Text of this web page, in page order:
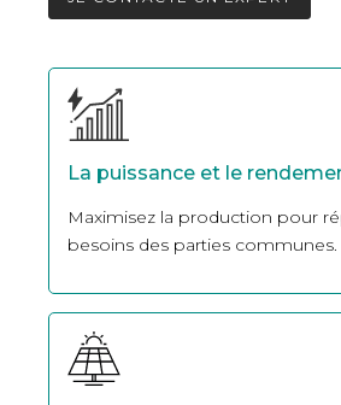
La puissance et le
Maximisez la production pour
besoins des parties communes.